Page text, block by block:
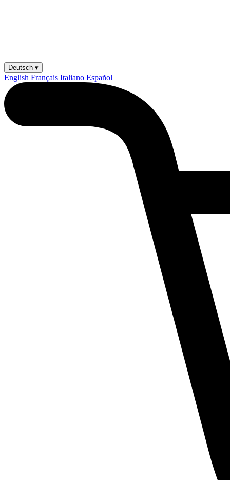
Deutsch ▾
English Français Italiano Español